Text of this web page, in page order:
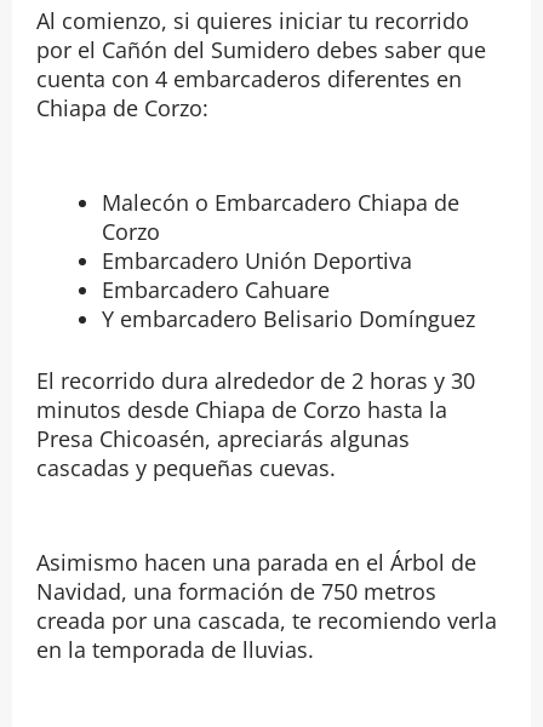
Al comienzo, si quieres iniciar tu recorrido
por el Cañón del Sumidero debes saber que
cuenta con 4 embarcaderos diferentes en
Chiapa de Corzo:
Malecón o Embarcadero Chiapa de
Corzo
Embarcadero Unión Deportiva
Embarcadero Cahuare
Y embarcadero Belisario Domínguez
El recorrido dura alrededor de 2 horas y 30
minutos desde Chiapa de Corzo hasta la
Presa Chicoasén, apreciarás algunas
cascadas y pequeñas cuevas.
Asimismo hacen una parada en el Árbol de
Navidad, una formación de 750 metros
creada por una cascada, te recomiendo verla
en la temporada de lluvias.